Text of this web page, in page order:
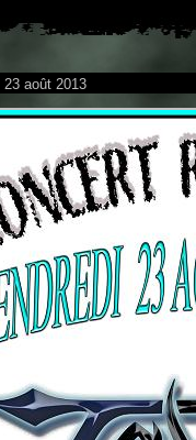
23 août 2013